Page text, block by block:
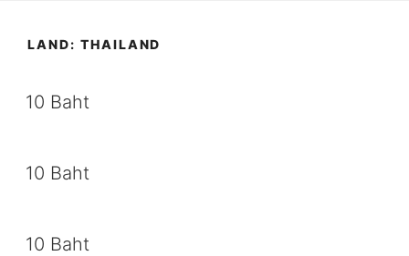
LAND: THAILAND
10 Baht
10 Baht
10 Baht